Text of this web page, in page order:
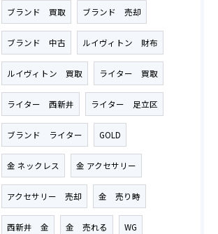
ブランド 買取 ブランド 売却
ブランド 中古 ルイヴィトン 財布
ルイヴィトン 買取 ライター 買取
ライター 西新井 ライター 足立区
ブランド ライター GOLD
金 ネックレス 金 アクセサリー
アクセサリー 売却 金 売り時
西新井 金 金 売れる WG